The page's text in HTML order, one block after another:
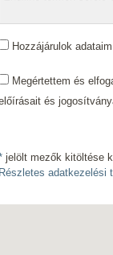
Hozzájárulok
Megértettem és
és
jelölt mezők kitöltése
Részletes adatkezelési